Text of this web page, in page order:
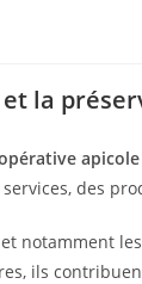
la
des
notamment
ils